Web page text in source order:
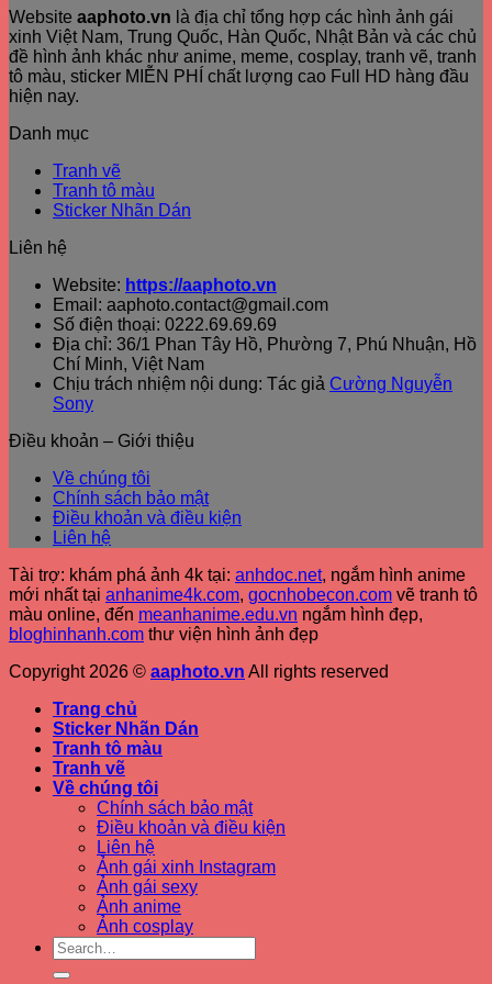
Website aaphoto.vn là địa chỉ tổng hợp các hình ảnh gái
xinh Việt Nam, Trung Quốc, Hàn Quốc, Nhật Bản và các chủ
đề hình ảnh khác như anime, meme, cosplay, tranh vẽ, tranh
tô màu, sticker MIỄN PHÍ chất lượng cao Full HD hàng đầu
hiện nay.
Danh mục
Tranh vẽ
Tranh tô màu
Sticker Nhãn Dán
Liên hệ
Website: https://aaphoto.vn
Email: aaphoto.contact@gmail.com
Số điện thoại: 0222.69.69.69
Địa chỉ: 36/1 Phan Tây Hồ, Phường 7, Phú Nhuận, Hồ
Chí Minh, Việt Nam
Chịu trách nhiệm nội dung: Tác giả Cường Nguyễn
Sony
Điều khoản – Giới thiệu
Về chúng tôi
Chính sách bảo mật
Điều khoản và điều kiện
Liên hệ
Tài trợ: khám phá ảnh 4k tại: anhdoc.net, ngắm hình anime
mới nhất tại anhanime4k.com, gocnhobecon.com vẽ tranh tô
màu online, đến meanhanime.edu.vn ngắm hình đẹp,
bloghinhanh.com thư viện hình ảnh đẹp
Copyright 2026 © aaphoto.vn All rights reserved
Trang chủ
Sticker Nhãn Dán
Tranh tô màu
Tranh vẽ
Về chúng tôi
Chính sách bảo mật
Điều khoản và điều kiện
Liên hệ
Ảnh gái xinh Instagram
Ảnh gái sexy
Ảnh anime
Ảnh cosplay